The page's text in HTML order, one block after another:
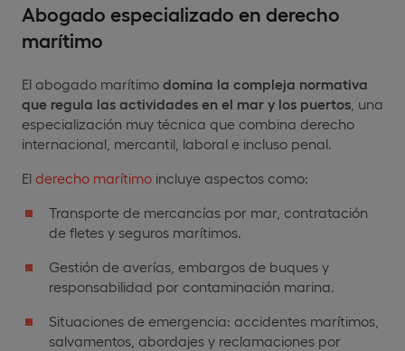
Abogado especializado en derecho
marítimo
El abogado marítimo domina la compleja normativa
que regula las actividades en el mar y los puertos , una
especialización muy técnica que combina derecho
internacional, mercantil, laboral e incluso penal.
El derecho marítimo incluye aspectos como:
Transporte de mercancías por mar, contratación
de fletes y seguros marítimos.
Gestión de averías, embargos de buques y
responsabilidad por contaminación marina.
Situaciones de emergencia: accidentes marítimos,
salvamentos, abordajes y reclamaciones por